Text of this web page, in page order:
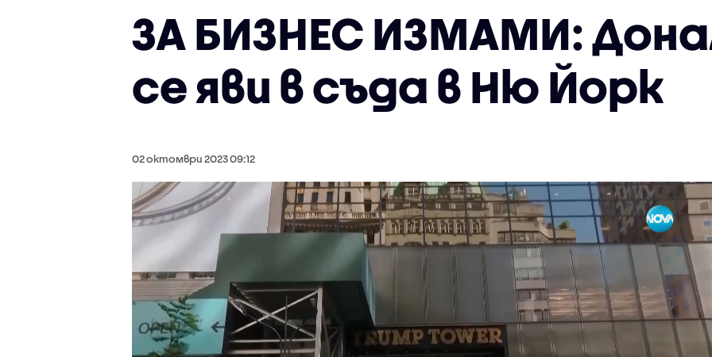
ЗА БИЗНЕС ИЗМАМИ:
се яви в съда в Ню Йорк
02 октомври 2023 09:12